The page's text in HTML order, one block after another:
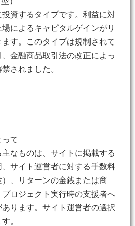
資するタイプです。利益に対
によるキャピタルゲインがリ
す。このタイプは規制されて
金融商品取引法の改正によっ
されました。
って
なものは、サイトに掲載する
サイト運営者に対する手数料
）、リターンの金銭または商
ロジェクト実行時の支援者へ
ります。サイト運営者の選択
。